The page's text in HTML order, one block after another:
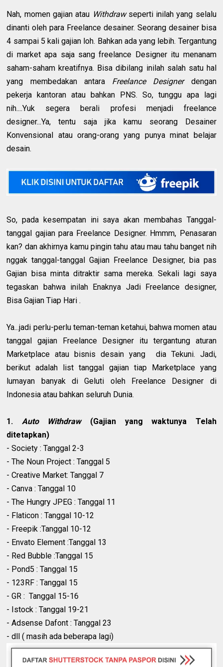
Nah, momen gajian atau Withdrawseperti inilah yang selalu
dinanti oleh para Freelance desainer. Seorang desainer bisa
4 sampai 5 kali gajian loh. Bahkan ada yang lebih. Tergantung
di market apa saja sang freelance Designer itu menanam
saham-saham kreatifnya. Bisa dibilang inilah salah satu hal
yang membedakan antara Freelance Designerdengan
pekerja kantoran atau bahkan PNS. So, tunggu apa lagi
nih....Yuk segera berali profesi menjadi freelance
designer...Ya, tentu saja jika kamu seorang Desainer
Konvensional atau orang-orang yang punya minat belajar
desain.
So, pada kesempatan ini saya akan membahas Tanggal-
tanggal gajian para Freelance Designer. Hmmm, Penasaran
kan? dan akhirnya kamu pingin tahu atau mau tahu banget nih
nggak tanggal-tanggal Gajian Freelance Designer, bia pas
Gajian bisa minta ditraktir sama mereka. Sekali lagi saya
tegaskan bahwa inilah Enaknya Jadi Freelance designer,
Bisa Gajian Tiap Hari .
Ya...jadi perlu-perlu teman-teman ketahui, bahwa momen atau
tanggal gajian Freelance Designer itu tergantung aturan
Marketplace atau bisnis desain yang dia Tekuni. Jadi,
berikut adalah list tanggal gajian tiap Marketplace yang
lumayan banyak di Geluti oleh Freelance Designer di
Indonesia atau bahkan seluruh Dunia.
1. Auto Withdraw(Gajian yang waktunya Telah
ditetapkan)
- Society : Tanggal 2-3
- The Noun Project : Tanggal 5
- Creative Market: Tanggal 7
- Canva : Tanggal 10
- The Hungry JPEG : Tanggal 11
- Flaticon : Tanggal 10-12
- Freepik :Tanggal 10-12
- Envato Element :Tanggal 13
- Red Bubble :Tanggal 15
- Pond5 : Tanggal 15
- 123RF : Tanggal 15
- GR : Tanggal 15-16
- Istock : Tanggal 19-21
- Adsense Dafont : Tanggal 23
- dll ( masih ada beberapa lagi)